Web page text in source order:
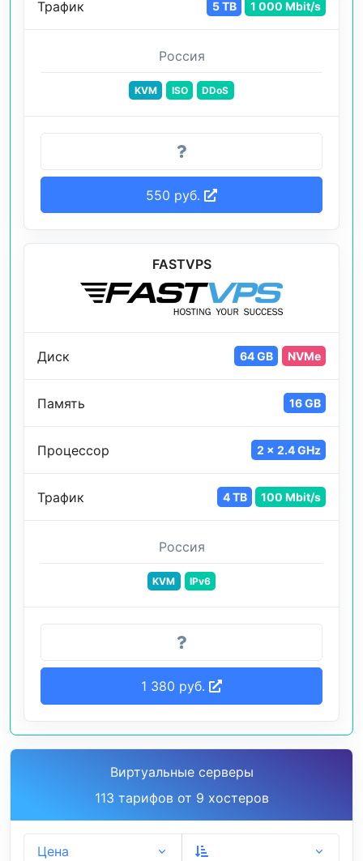
Трафик 5 TB 1 000 Mbit/s
Россия
KVM ISO DDoS
550 руб.
FASTVPS
Диск 64 GB NVMe
Память 16 GB
Процессор 2 x 2.4 GHz
Трафик 4 TB 100 Mbit/s
Россия
KVM IPv6
1 380 руб.
Виртуальные серверы
113 тарифов от 9 хостеров
Цена